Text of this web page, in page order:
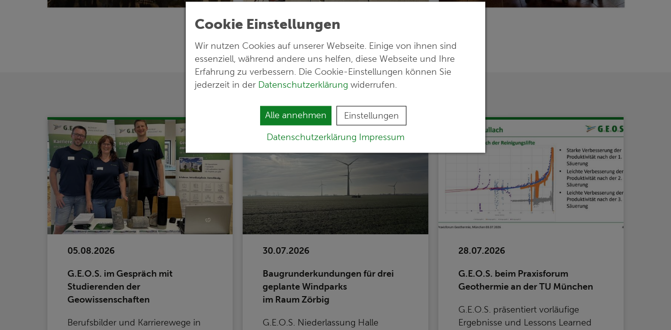
Cookie Einstellungen
Wir nutzen Cookies auf unserer Webseite. Einige von ihnen sind
essenziell, während andere uns helfen, diese Webseite und Ihre
Erfahrung zu verbessern. Die Cookie-Einstellungen können Sie
jederzeit in der Datenschutzerklärung widerrufen.
Alle annehmen Einstellungen
Datenschutzerklärung Impressum
05.08.2026
G.E.O.S. im Gespräch mit
Studierenden der
Geowissenschaften
Berufsbilder und Karrierewege in
30.07.2026
Baugrunderkundungen für drei
geplante Windparks
im Raum Zörbig
G.E.O.S. Niederlassung Halle
28.07.2026
G.E.O.S. beim Praxisforum
Geothermie an der TU München
G.E.O.S. präsentiert vorläufige
Ergebnisse und Lessons Learned